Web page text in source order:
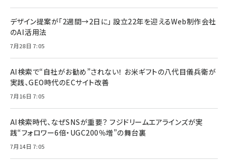
デザイン提案が「2週間→2日に」 設立22年を迎えるWeb制作会社
のAI活用法
7月28日 7:05
AI検索で“自社がお勧め”されない！ お米ギフトの八代目儀兵衛が
実践、GEO時代のECサイト改善
7月16日 7:05
AI検索時代、なぜSNSが重要？ フジドリームエアラインズが実
践“フォロワー6倍・UGC200％増”の舞台裏
7月14日 7:05